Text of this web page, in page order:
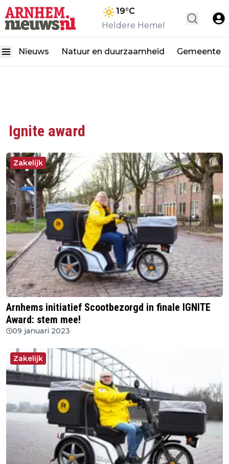
19°C
Heldere Hemel
Nieuws Natuur en duurzaamheid Gemeente
Ignite award
Zakelijk
Arnhems initiatief Scootbezorgd in finale IGNITE
Award: stem mee!
09 januari 2023
Zakelijk